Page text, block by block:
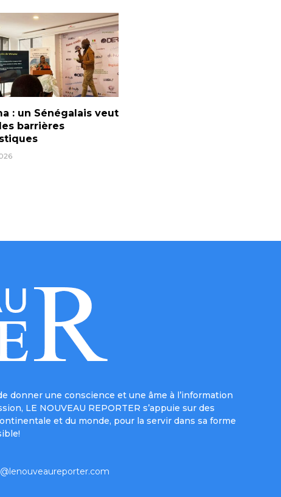
: un Sénégalais veut
barrières
donner une conscience et une âme à l’information
LE NOUVEAU REPORTER s’appuie sur des
et du monde, pour la servir dans sa forme